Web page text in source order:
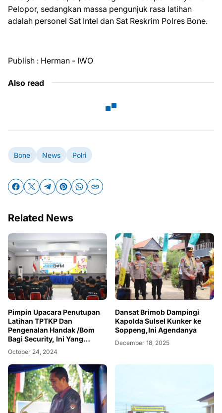
Pelopor, sedangkan massa pengunjuk rasa latihan
adalah personel Sat Intel dan Sat Reskrim Polres Bone.
Publish : Herman - IWO
Also read
Bone News Polri
Related News
Pimpin Upacara Penutupan
Latihan TPTKP Dan
Pengenalan Handak /Bom
Bagi Security, Ini Yang
Disampaikan Kabag Ops Sat
Brimob
October 24, 2024
Dansat Brimob Dampingi
Kapolda Sulsel Kunker ke
Soppeng,Ini Agendanya
December 18, 2025